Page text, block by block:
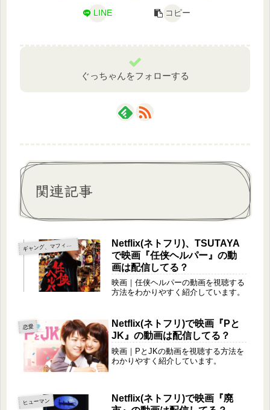
LINE コピー
ぐっちゃんをフォローする
関連記事
ギ ャング、マフィア、ヤクザ
Netflix(ネトフリ)、TSUTAYA
で映画『任侠ヘルパー』の動
画は配信してる？
映画｜任侠ヘルパーの動画を視聴する
方法をわかりやすく紹介しています。
恋愛
Netflix(ネトフリ)で映画『Pと
JK』の動画は配信してる？
映画｜PとJKの動画を視聴する方法を
わかりやすく紹介しています。
ヒューマン
Netflix(ネトフリ)で映画『廃